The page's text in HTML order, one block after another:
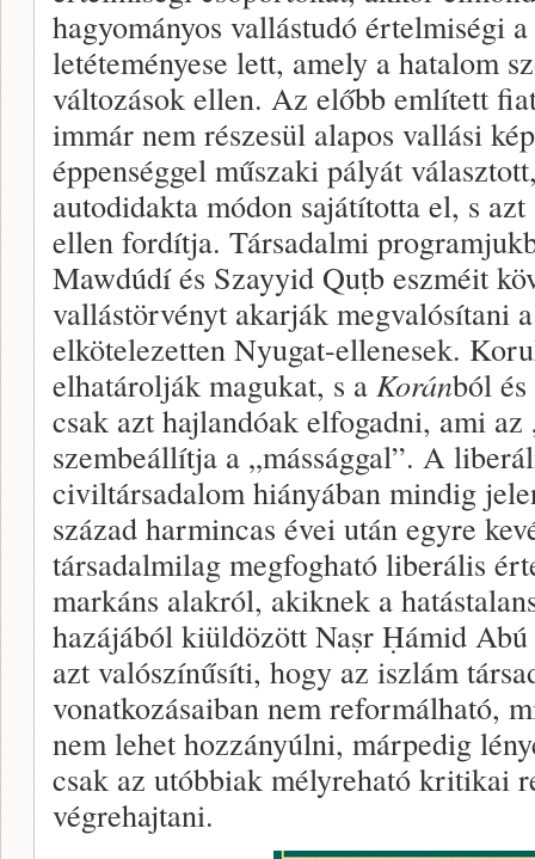
hagyományos vallástudó értelmiségi
letéteményese lett, amely a hatalom
változások ellen. Az előbb említett
immár nem részesül alapos vallási
éppenséggel műszaki pályát
autodidakta módon sajátította el, s
ellen fordítja. Társadalmi
Mawdúdí és Szayyid Quṭb eszméit
vallástörvényt akarják megvalósítani
elkötelezetten Nyugat-ellenesek.
elhatárolják magukat, s a Koránból
csak azt hajlandóak elfogadni, ami
szembeállítja a „mássággal”. A
civiltársadalom hiányában mindig
század harmincas évei után egyre
társadalmilag megfogható liberális
markáns alakról, akiknek a
hazájából kiüldözött Naṣr Ḥámid
azt valószínűsíti, hogy az iszlám
vonatkozásaiban nem reformálható,
nem lehet hozzányúlni, márpedig
csak az utóbbiak mélyreható kritikai
végrehajtani.